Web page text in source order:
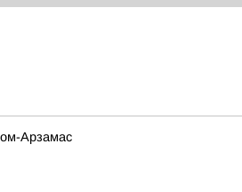
Арзамас